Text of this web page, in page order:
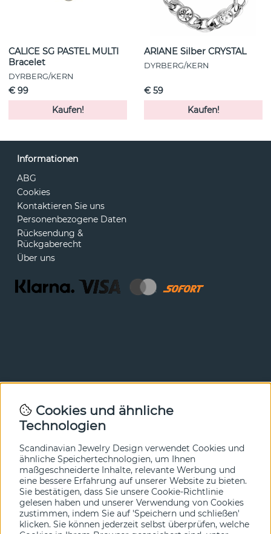
CALICE SG PASTEL MULTI
Bracelet
DYRBERG/KERN
€ 99
Kaufen!
ARIANE Silber CRYSTAL
DYRBERG/KERN
€ 59
Kaufen!
Informationen
ABG
Cookies
Kontaktieren Sie uns
Personenbezogene Daten
Rücksendung &
Rückgaberecht
Über uns
Newsletter
In unserem Newsletter erfahren Sie vor allen anderen
hier an.
Ja bitte!
Cookies und ähnliche
Technologien
Scandinavian Jewelry Design verwendet Cookies und
ähnliche Speichertechnologien, um Ihnen
maßgeschneiderte Inhalte, relevante Werbung und
eine bessere Erfahrung auf unserer Website zu bieten.
Sie bestätigen, dass Sie unsere Cookie-Richtlinie
gelesen haben und unserer Verwendung von Cookies
zustimmen, indem Sie auf 'Speichern und schließen'
klicken. Sie können jederzeit selbst überprüfen, welche